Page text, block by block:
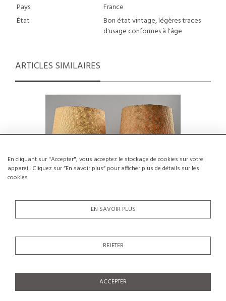
En cliquant sur "Accepter", vous acceptez le stockage de cookies sur votre
appareil. Cliquez sur “En savoir plus” pour afficher plus de détails sur les
cookies
EN SAVOIR PLUS
REJETER
ACCEPTER
Pays
France
État
Bon état vintage, légères traces
d'usage conformes à l'âge
ARTICLES SIMILAIRES
Suite de deux lampes de table «
Éléphant » en travertin par Fratelli
€1,600
Lampe